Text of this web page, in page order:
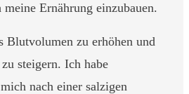
Ernährung einzubauen.
Blutvolumen zu erhöhen und
steigern. Ich habe
nach einer salzigen